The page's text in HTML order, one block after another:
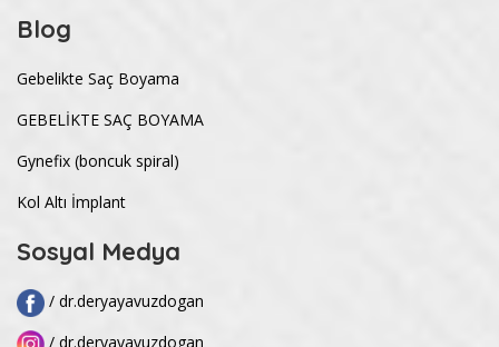
Blog
Gebelikte Saç Boyama
GEBELİKTE SAÇ BOYAMA
Gynefix (boncuk spiral)
Kol Altı İmplant
Sosyal Medya
/ dr.deryayavuzdogan
/ dr.deryayavuzdogan